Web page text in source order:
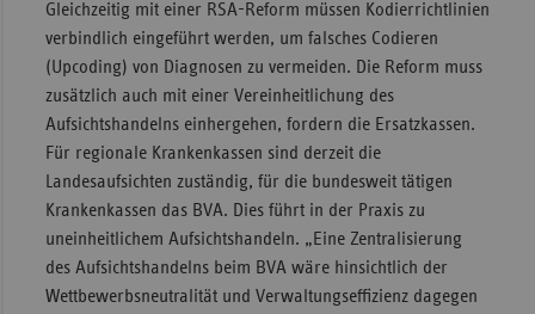
Gleichzeitig mit einer RSA-Reform müssen Kodierrichtlinien
verbindlich eingeführt werden, um falsches Codieren
(Upcoding) von Diagnosen zu vermeiden. Die Reform muss
zusätzlich auch mit einer Vereinheitlichung des
Aufsichtshandelns einhergehen, fordern die Ersatzkassen.
Für regionale Krankenkassen sind derzeit die
Landesaufsichten zuständig, für die bundesweit tätigen
Krankenkassen das BVA. Dies führt in der Praxis zu
uneinheitlichem Aufsichtshandeln. „Eine Zentralisierung
des Aufsichtshandelns beim BVA wäre hinsichtlich der
Wettbewerbsneutralität und Verwaltungseffizienz dagegen